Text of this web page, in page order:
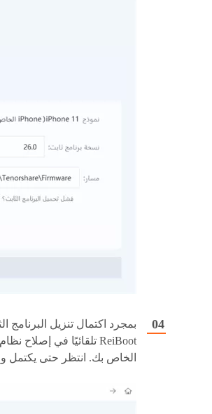
الخاص بك. انتظر حتى يكتمل